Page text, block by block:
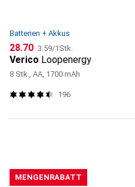
Batterien + Akkus
CHF
28.70 CHF
3.59/1Stk.
Verico Loopenergy
8 Stk., AA, 1700 mAh
196
MENGENRABATT